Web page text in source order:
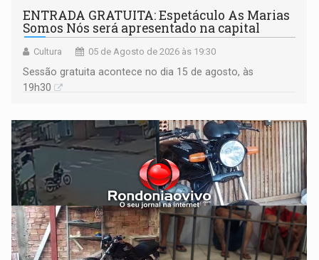
ENTRADA GRATUITA: Espetáculo As Marias
Somos Nós será apresentado na capital
Cultura 05 de Agosto de 2026 às 19:30
Sessão gratuita acontece no dia 15 de agosto, às
19h30